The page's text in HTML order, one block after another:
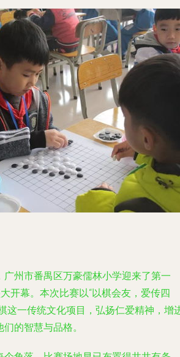
州市番禺区万豪儒林小学迎来了第一
开幕。本次比赛以“以棋会友，爱传四
这一传统文化项目，弘扬仁爱精神，增
的智慧与品格。